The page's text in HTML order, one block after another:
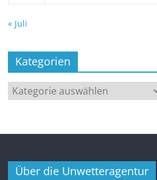
« Juli
Kategorien
Kategorien
Über die Unwetteragentur